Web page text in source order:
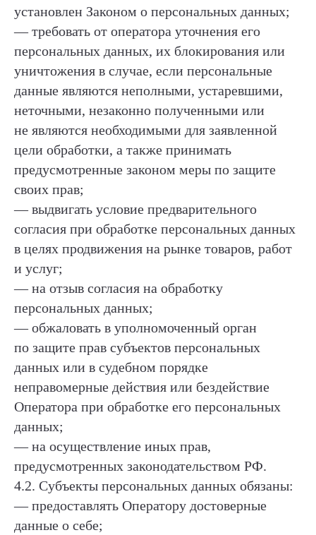
установлен Законом о персональных данных;
— требовать от оператора уточнения его
персональных данных, их блокирования или
уничтожения в случае, если персональные
данные являются неполными, устаревшими,
неточными, незаконно полученными или
не являются необходимыми для заявленной
цели обработки, а также принимать
предусмотренные законом меры по защите
своих прав;
— выдвигать условие предварительного
согласия при обработке персональных данных
в целях продвижения на рынке товаров, работ
и услуг;
— на отзыв согласия на обработку
персональных данных;
— обжаловать в уполномоченный орган
по защите прав субъектов персональных
данных или в судебном порядке
неправомерные действия или бездействие
Оператора при обработке его персональных
данных;
— на осуществление иных прав,
предусмотренных законодательством РФ.
4.2. Субъекты персональных данных обязаны:
— предоставлять Оператору достоверные
данные о себе;